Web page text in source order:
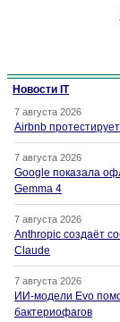
Новости IT
7 августа 2026
Airbnb
7 августа 2026
Google показала
Gemma 4
7 августа 2026
Anthropic создаёт
Claude
7 августа 2026
ИИ-модели Evo
бактериофагов